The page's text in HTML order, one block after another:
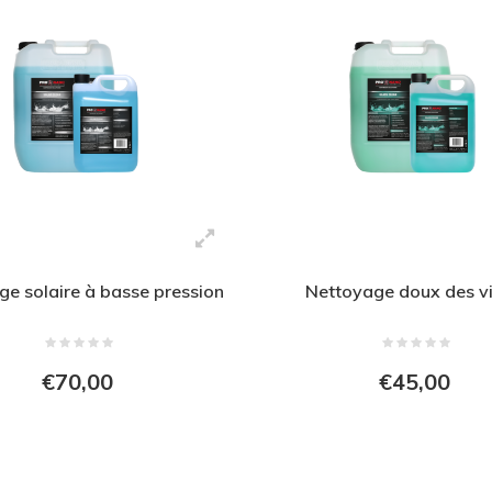
solaire à basse pression
€70,00
Nettoyage doux des
€45,00